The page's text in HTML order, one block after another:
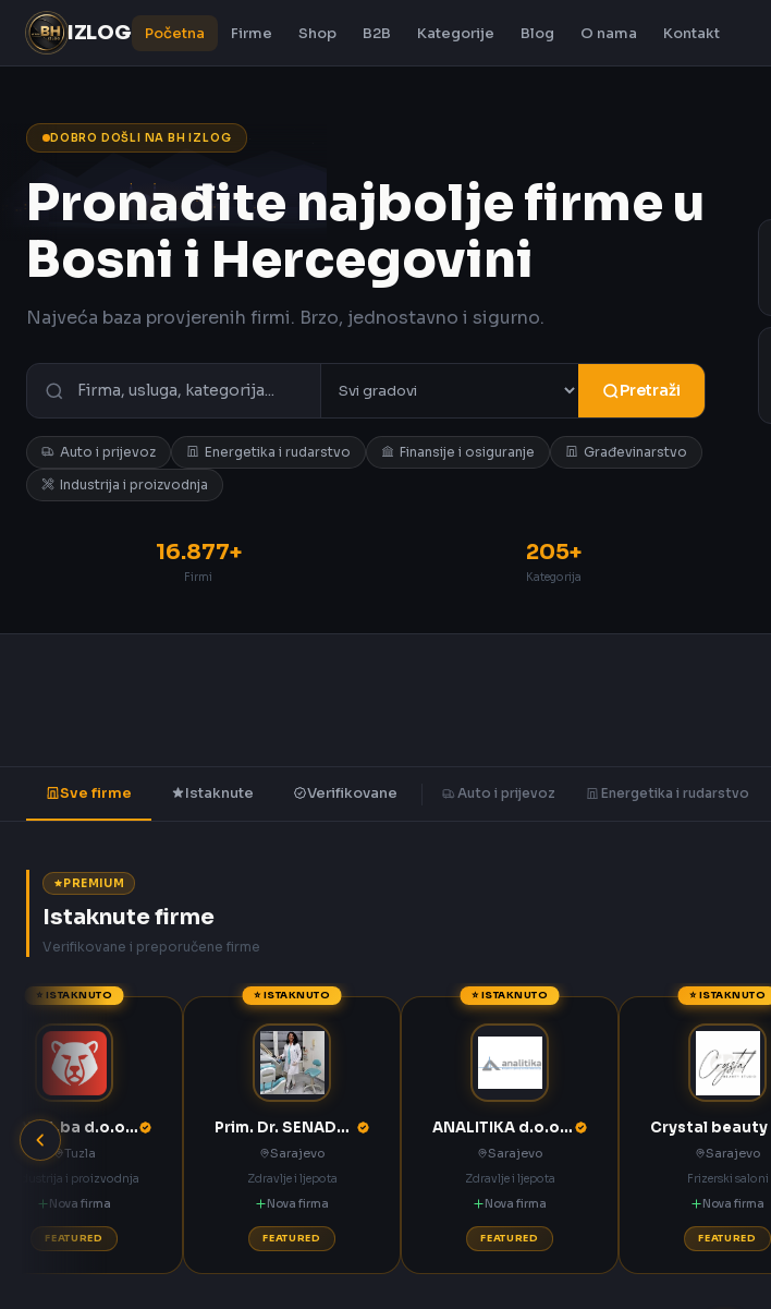
IZLOG Početna Firme Shop B2B Kategorije Blog O nama Kontakt
DOBRO DOŠLI NA BH IZLOG
Pronađite najbolje firme u
Bosni i Hercegovini
Najveća baza provjerenih firmi. Brzo, jednostavno i sigurno.
Pretraži
Auto i prijevoz Energetika i rudarstvo Finansije i osiguranje
Građevinarstvo
Industrija i proizvodnja
16.877+
Firmi
205+
Kategorija
Sve firme Istaknute Verifikovane Auto i prijevoz Energetika i rudarstvo
PREMIUM
Istaknute firme
Verifikovane i preporučene firme
⭐ ISTAKNUTO
ANNOA.ba d.o.o. Tuzla
Tuzla
Industrija i proizvodnja
Nova firma
FEATURED
⭐ ISTAKNUTO
Prim. Dr. SENADETA OMERBAŠIĆ STOMATOLOŠKA ORDINACIJA
Sarajevo
Zdravlje i ljepota
Nova firma
FEATURED
⭐ ISTAKNUTO
ANALITIKA d.o.o. Sarajevo
Sarajevo
Zdravlje i ljepota
Nova firma
FEATURED
⭐ ISTAKNUTO
Sarajevo
Frizerski saloni
Nova firma
FEATURED